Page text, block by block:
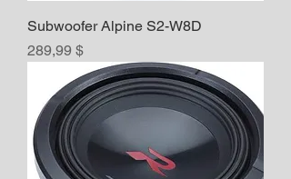
Subwoofer Alpine S2-W8D
Prix
289,99 $